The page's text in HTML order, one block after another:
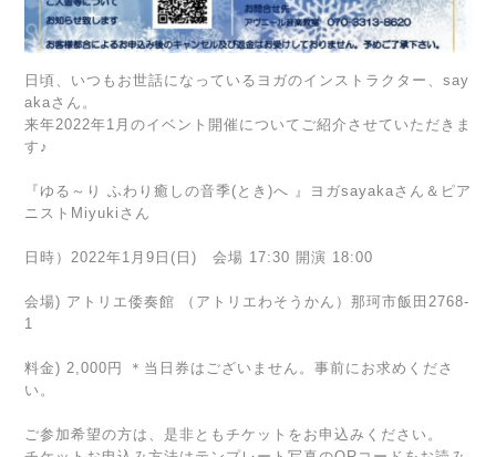
日頃、いつもお世話になっているヨガのインストラクター、say
akaさん。
来年2022年1月のイベント開催についてご紹介させていただきま
す♪
『ゆる～り ふわり癒しの音季(とき)へ 』ヨガsayakaさん＆ピア
ニストMiyukiさん
日時）2022年1月9日(日) 会場 17:30 開演 18:00
会場) アトリエ倭奏館 （アトリエわそうかん）那珂市飯田2768-
1
料金) 2,000円 ＊当日券はございません。事前にお求めくださ
い。
ご参加希望の方は、是非ともチケットをお申込みください。